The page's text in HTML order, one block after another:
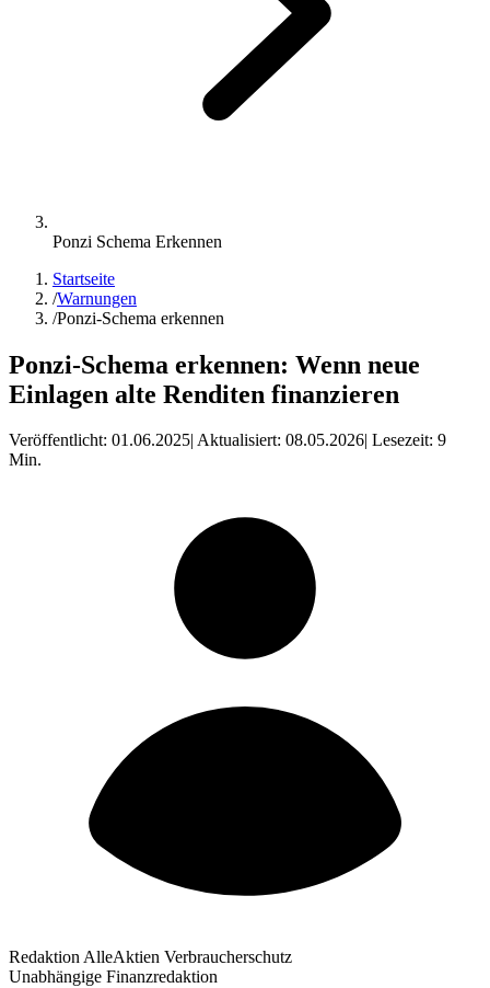
Ponzi Schema Erkennen
Startseite
/Warnungen
/Ponzi-Schema erkennen
Ponzi-Schema erkennen: Wenn neue
Einlagen alte Renditen finanzieren
Veröffentlicht: 01.06.2025 | Aktualisiert: 08.05.2026 | Lesezeit: 9
Min.
Redaktion AlleAktien Verbraucherschutz
Unabhängige Finanzredaktion